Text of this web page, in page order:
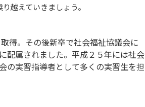
越えていきましょう。
得。その後新卒で社会福祉協議会に
配属されました。平成２５年には社会
の実習指導者として多くの実習生を担